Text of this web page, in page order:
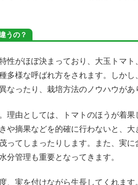
うの？
性がほぼ決まっており、大玉トマト
多様な呼ばれ方をされます。しかし
ったり、栽培方法のノウハウがあ
理由としては、トマトのほうが着果
や摘果などを的確に行わないと、大
ってしまったりします。また、実に
分管理も重要となってきます。
、実を付けながら生長してくれます